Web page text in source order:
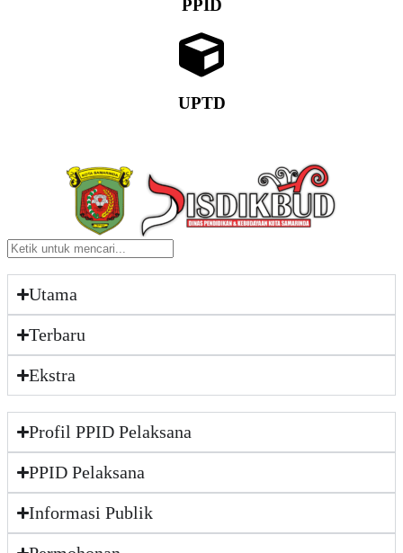
PPID
UPTD
Utama
Terbaru
Ekstra
Profil PPID Pelaksana
PPID Pelaksana
Informasi Publik